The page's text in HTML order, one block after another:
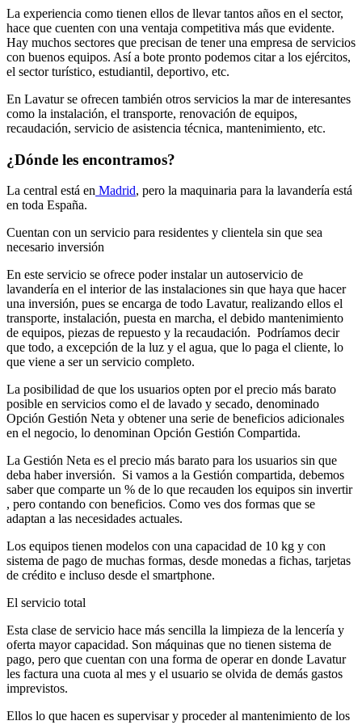
La experiencia como tienen ellos de llevar tantos años en el sector,
hace que cuenten con una ventaja competitiva más que evidente.
Hay muchos sectores que precisan de tener una empresa de servicios
con buenos equipos. Así a bote pronto podemos citar a los ejércitos,
el sector turístico, estudiantil, deportivo, etc.
En Lavatur se ofrecen también otros servicios la mar de interesantes
como la instalación, el transporte, renovación de equipos,
recaudación, servicio de asistencia técnica, mantenimiento, etc.
¿Dónde les encontramos?
La central está en Madrid, pero la maquinaria para la lavandería está
en toda España.
Cuentan con un servicio para residentes y clientela sin que sea
necesario inversión
En este servicio se ofrece poder instalar un autoservicio de
lavandería en el interior de las instalaciones sin que haya que hacer
una inversión, pues se encarga de todo Lavatur, realizando ellos el
transporte, instalación, puesta en marcha, el debido mantenimiento
de equipos, piezas de repuesto y la recaudación. Podríamos decir
que todo, a excepción de la luz y el agua, que lo paga el cliente, lo
que viene a ser un servicio completo.
La posibilidad de que los usuarios opten por el precio más barato
posible en servicios como el de lavado y secado, denominado
Opción Gestión Neta y obtener una serie de beneficios adicionales
en el negocio, lo denominan Opción Gestión Compartida.
La Gestión Neta es el precio más barato para los usuarios sin que
deba haber inversión. Si vamos a la Gestión compartida, debemos
saber que comparte un % de lo que recauden los equipos sin invertir
, pero contando con beneficios. Como ves dos formas que se
adaptan a las necesidades actuales.
Los equipos tienen modelos con una capacidad de 10 kg y con
sistema de pago de muchas formas, desde monedas a fichas, tarjetas
de crédito e incluso desde el smartphone.
El servicio total
Esta clase de servicio hace más sencilla la limpieza de la lencería y
oferta mayor capacidad. Son máquinas que no tienen sistema de
pago, pero que cuentan con una forma de operar en donde Lavatur
les factura una cuota al mes y el usuario se olvida de demás gastos
imprevistos.
Ellos lo que hacen es supervisar y proceder al mantenimiento de los